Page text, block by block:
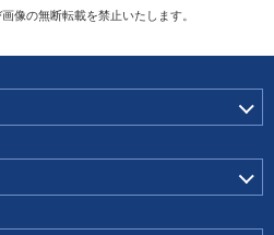
像の無断転載を禁止いたします。